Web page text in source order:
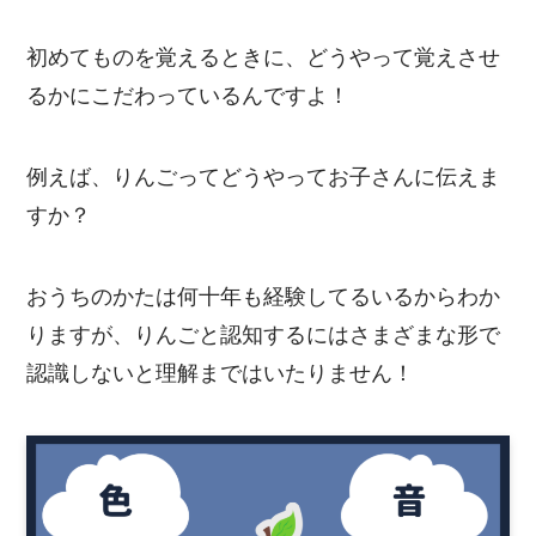
初めてものを覚えるときに、どうやって覚えさせ
るかにこだわっているんですよ！
例えば、りんごってどうやってお子さんに伝えま
すか？
おうちのかたは何十年も経験してるいるからわか
りますが、りんごと認知するにはさまざまな形で
認識しないと理解まではいたりません！